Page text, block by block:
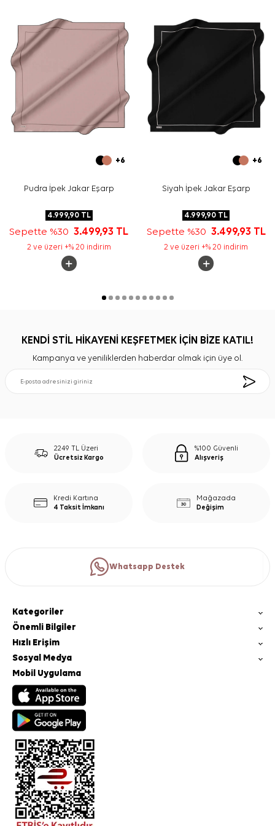
Yıkama ve bakım için ürün etiketindeki talimatları
izleyiniz. İpek ve hassas eşarp bakımında, etiket
talimatına uygun elde bakım durumları için
Eşarp Şampuanı
tercih edebilirsiniz.
Sıkça Sorulan Sorular
Siyah İpek Kare Geometrik Desenli Eşarp hangi
ölçüdedir?
Bu eşarbın kumaş kalitesi nedir?
Geometrik desenli eşarp hangi renklerle kombinlenir?
+6
Pudra İpek Jakar Eşarp
4.999,90TL
Sepette %303.499,93 TL
2 ve üzeri +% 20 indirim
+6
Siyah İpek Jakar Eşarp
4.999,90 TL
Sepette %30 3.499,93 TL
2 ve üzeri +% 20 indirim
KENDİ STİL HİKAYENİ KEŞFETMEK İÇİN BİZE KATIL!
Kampanya ve yeniliklerden haberdar olmak için üye ol.
2249 TL Üzeri
Ücretsiz Kargo
%100 Güvenli
Alışveriş
Kredi Kartına
4 Taksit İmkanı
Mağazada
Değişim
Whatsapp Destek
Kategoriler
Önemli Bilgiler
Hızlı Erişim
Sosyal Medya
Mobil Uygulama